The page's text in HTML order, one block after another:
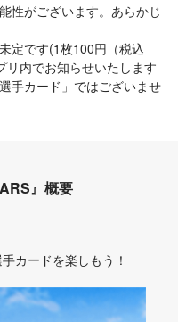
性がございます。あらかじ
定です(1枚100円（税込
リ内でお知らせいたします
手カード」ではございませ
』概要
カードを楽しもう！